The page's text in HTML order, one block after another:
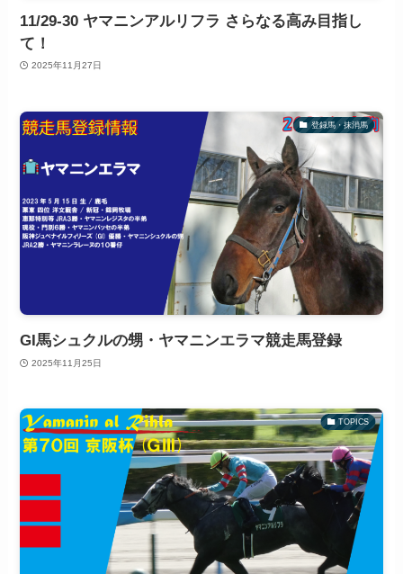
11/29-30 ヤマニンアルリフラ さらなる高み目指し
て！
2025年11月27日
登録馬・抹消馬
GI馬シュクルの甥・ヤマニンエラマ競走馬登録
2025年11月25日
TOPICS